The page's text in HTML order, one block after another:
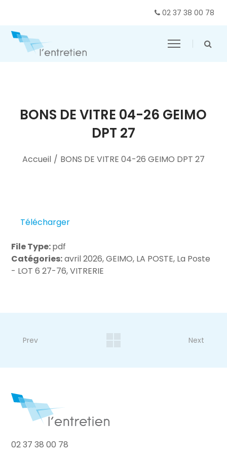
02 37 38 00 78
BONS DE VITRE 04-26 GEIMO
DPT 27
Accueil / BONS DE VITRE 04-26 GEIMO DPT 27
Télécharger
File Type:pdf
Catégories:avril 2026, GEIMO, LA POSTE, La Poste
- LOT 6 27-76, VITRERIE
Prev Next
02 37 38 00 78